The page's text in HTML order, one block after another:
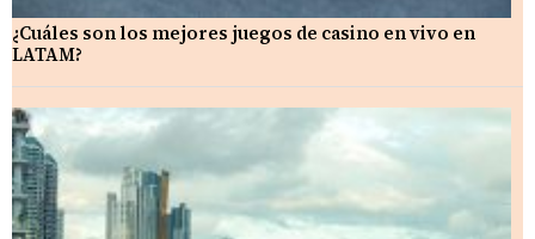
¿Cuáles son los mejores juegos de casino en vivo en
LATAM?